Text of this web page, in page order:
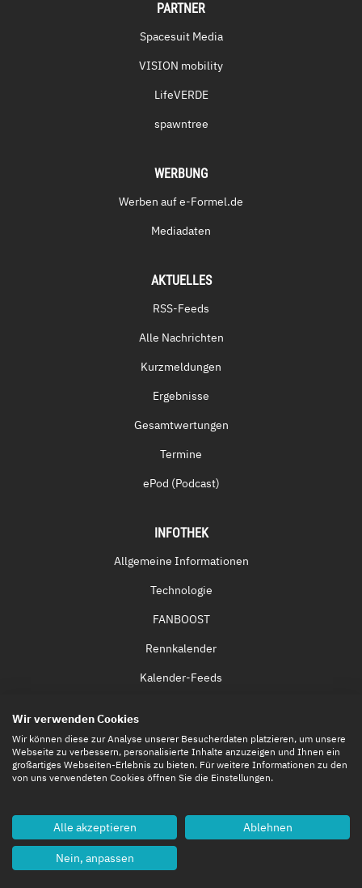
PARTNER
Spacesuit Media
VISION mobility
LifeVERDE
spawntree
WERBUNG
Werben auf e-Formel.de
Mediadaten
AKTUELLES
RSS-Feeds
Alle Nachrichten
Kurzmeldungen
Ergebnisse
Gesamtwertungen
Termine
ePod (Podcast)
INFOTHEK
Allgemeine Informationen
Technologie
FANBOOST
Rennkalender
Kalender-Feeds
Eintrittskarten
Wir verwenden Cookies
Wir können diese zur Analyse unserer Besucherdaten platzieren, um unsere
Webseite zu verbessern, personalisierte Inhalte anzuzeigen und Ihnen ein
großartiges Webseiten-Erlebnis zu bieten. Für weitere Informationen zu den
von uns verwendeten Cookies öffnen Sie die Einstellungen.
Alle akzeptieren Ablehnen
Nein, anpassen